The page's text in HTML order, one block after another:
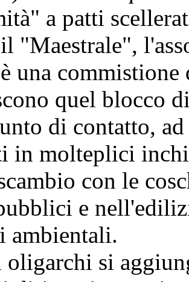
a patti
"Maestrale",
una
quel blocco
di contatto,
in molteplici
con le
e
ambientali.
oligarchi si